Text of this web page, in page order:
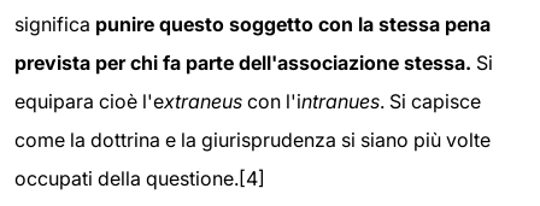
significa punire questo soggetto con la stessa pena
prevista per chi fa parte dell'associazione stessa. Si
equipara cioè l'extraneus con l'intranues. Si capisce
come la dottrina e la giurisprudenza si siano più volte
occupati della questione.[4]